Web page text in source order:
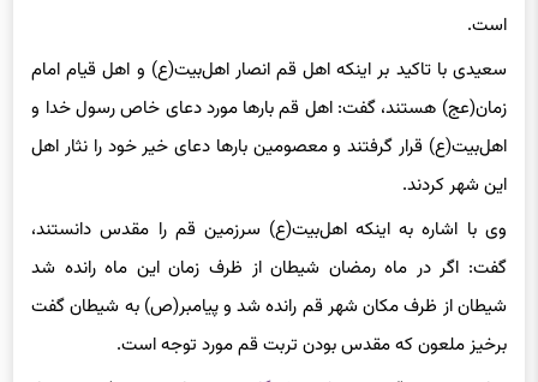
حضور یابند که بی‌شک در درخواست نشان دهنده جایگاه و آینده قم
است.
سعیدی با تاکید بر اینکه اهل قم انصار اهل‌بیت(ع) و اهل قیام امام
زمان(عج) هستند، گفت: اهل قم بارها مورد دعای خاص رسول خدا و
اهل‌بیت(ع) قرار گرفتند و معصومین بارها دعای خیر خود را نثار اهل
این شهر کردند.
وی با اشاره به اینکه اهل‌بیت(ع) سرزمین قم را مقدس دانستند،
گفت: اگر در ماه رمضان شیطان از ظرف زمان این ماه رانده شد
شیطان از ظرف مکان شهر قم رانده شد و پیامبر(ص) به شیطان گفت